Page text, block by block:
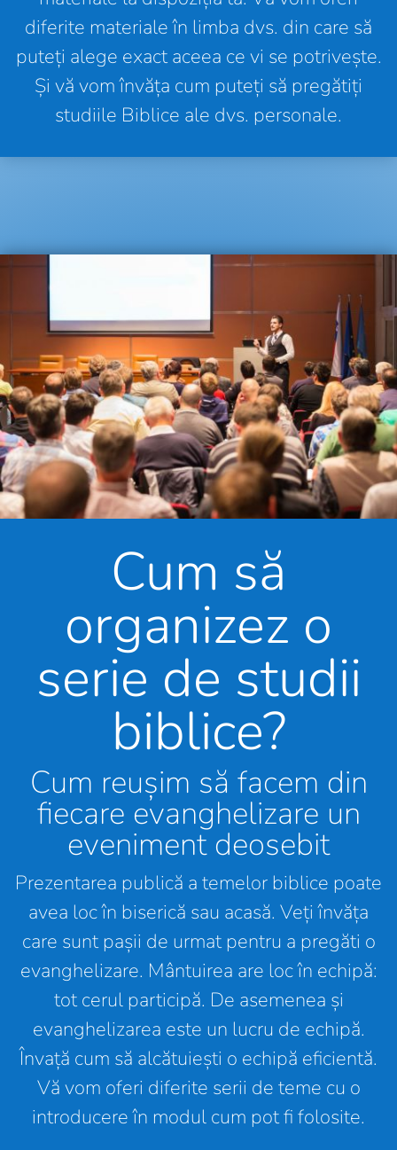
diferite materiale în limba dvs. din care să
puteți alege exact aceea ce vi se potrivește.
Și vă vom învăța cum puteți să pregătiți
studiile Biblice ale dvs. personale.
Cum să
organizez o
serie de studii
biblice?
Cum reușim să facem din
fiecare evanghelizare un
eveniment deosebit
Prezentarea publică a temelor biblice poate
avea loc în biserică sau acasă. Veți învăța
care sunt pașii de urmat pentru a pregăti o
evanghelizare. Mântuirea are loc în echipă:
tot cerul participă. De asemenea și
evanghelizarea este un lucru de echipă.
Învață cum să alcătuiești o echipă eficientă.
Vă vom oferi diferite serii de teme cu o
introducere în modul cum pot fi folosite.